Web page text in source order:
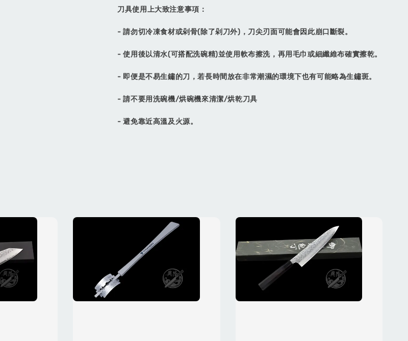
刀具使用上大致注意事項：
- 請勿切冷凍食材或剁骨(除了剁刀外)，刀尖刃面可能會因此崩口斷裂。
- 使用後以清水(可搭配洗碗精)並使用軟布擦洗，再用毛巾或細纖維布確實擦乾。
- 即便是不易生鏽的刀，若長時間放在非常潮濕的環境下也有可能略為生鏽斑。
- 請不要用洗碗機/烘碗機來清潔/烘乾刀具
- 避免靠近高溫及火源。